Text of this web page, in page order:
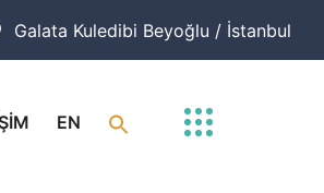
Galata Kuledibi Beyoğlu / İstanbul
EN